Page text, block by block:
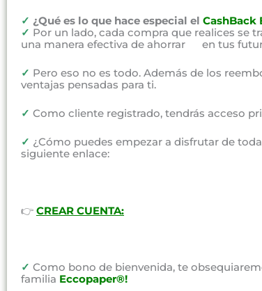
✓ ¿Qué es lo que hace especial el CashBack
✓ Por un lado, cada compra que realices se
una manera efectiva de ahorrar en tus
✓ Pero eso no es todo. Además de los
ventajas pensadas para ti.
✓ Como cliente registrado, tendrás acceso
✓ ¿Cómo puedes empezar a disfrutar de
siguiente enlace:
👉 CREAR CUENTA:
✓ Como bono de bienvenida, te
familia Eccopaper®!